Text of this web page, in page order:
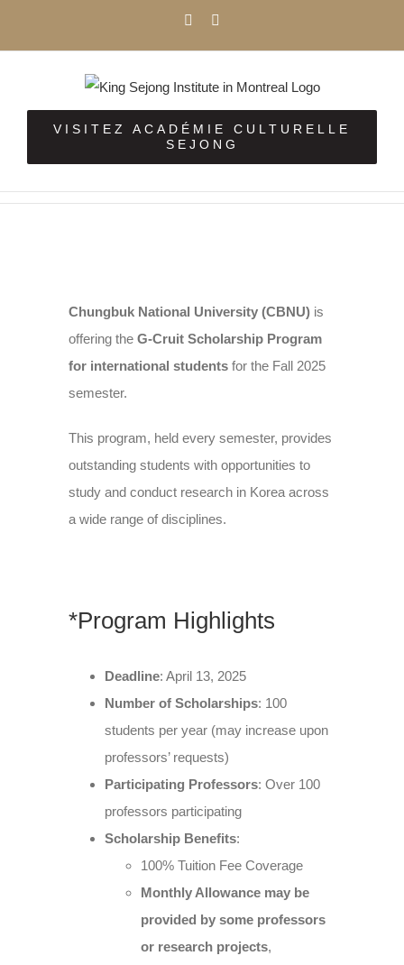
Facebook
VISITEZ ACADÉMIE CULTURELLE
SEJONG
l'image
agrandie
Chungbuk National University (CBNU) is
offering theG-Cruit Scholarship Program
for international students for the Fall 2025
semester.
This program, held every semester, provides
outstanding students with opportunities to
study and conduct research in Korea across
a wide range of disciplines.
*Program Highlights
Deadline: April 13, 2025
Number of Scholarships: 100
students per year (may increase upon
professors’ requests)
Participating Professors: Over 100
professors participating
Scholarship Benefits:
100% Tuition Fee Coverage
Monthly Allowance may be
provided by some professors
or research projects,